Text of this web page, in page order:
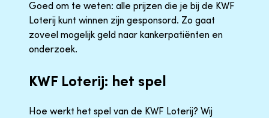
Goed om te weten: alle prijzen die je bij de KWF
Loterij kunt winnen zijn gesponsord. Zo gaat
zoveel mogelijk geld naar kankerpatiënten en
onderzoek.
KWF Loterij: het spel
Hoe werkt het spel van de KWF Loterij? Wij